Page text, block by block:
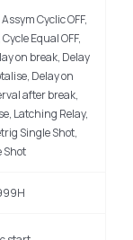
Cyclic OFF,
Equal OFF,
on break, Delay
Delay on
after break,
Latching Relay,
Single Shot,
Shot